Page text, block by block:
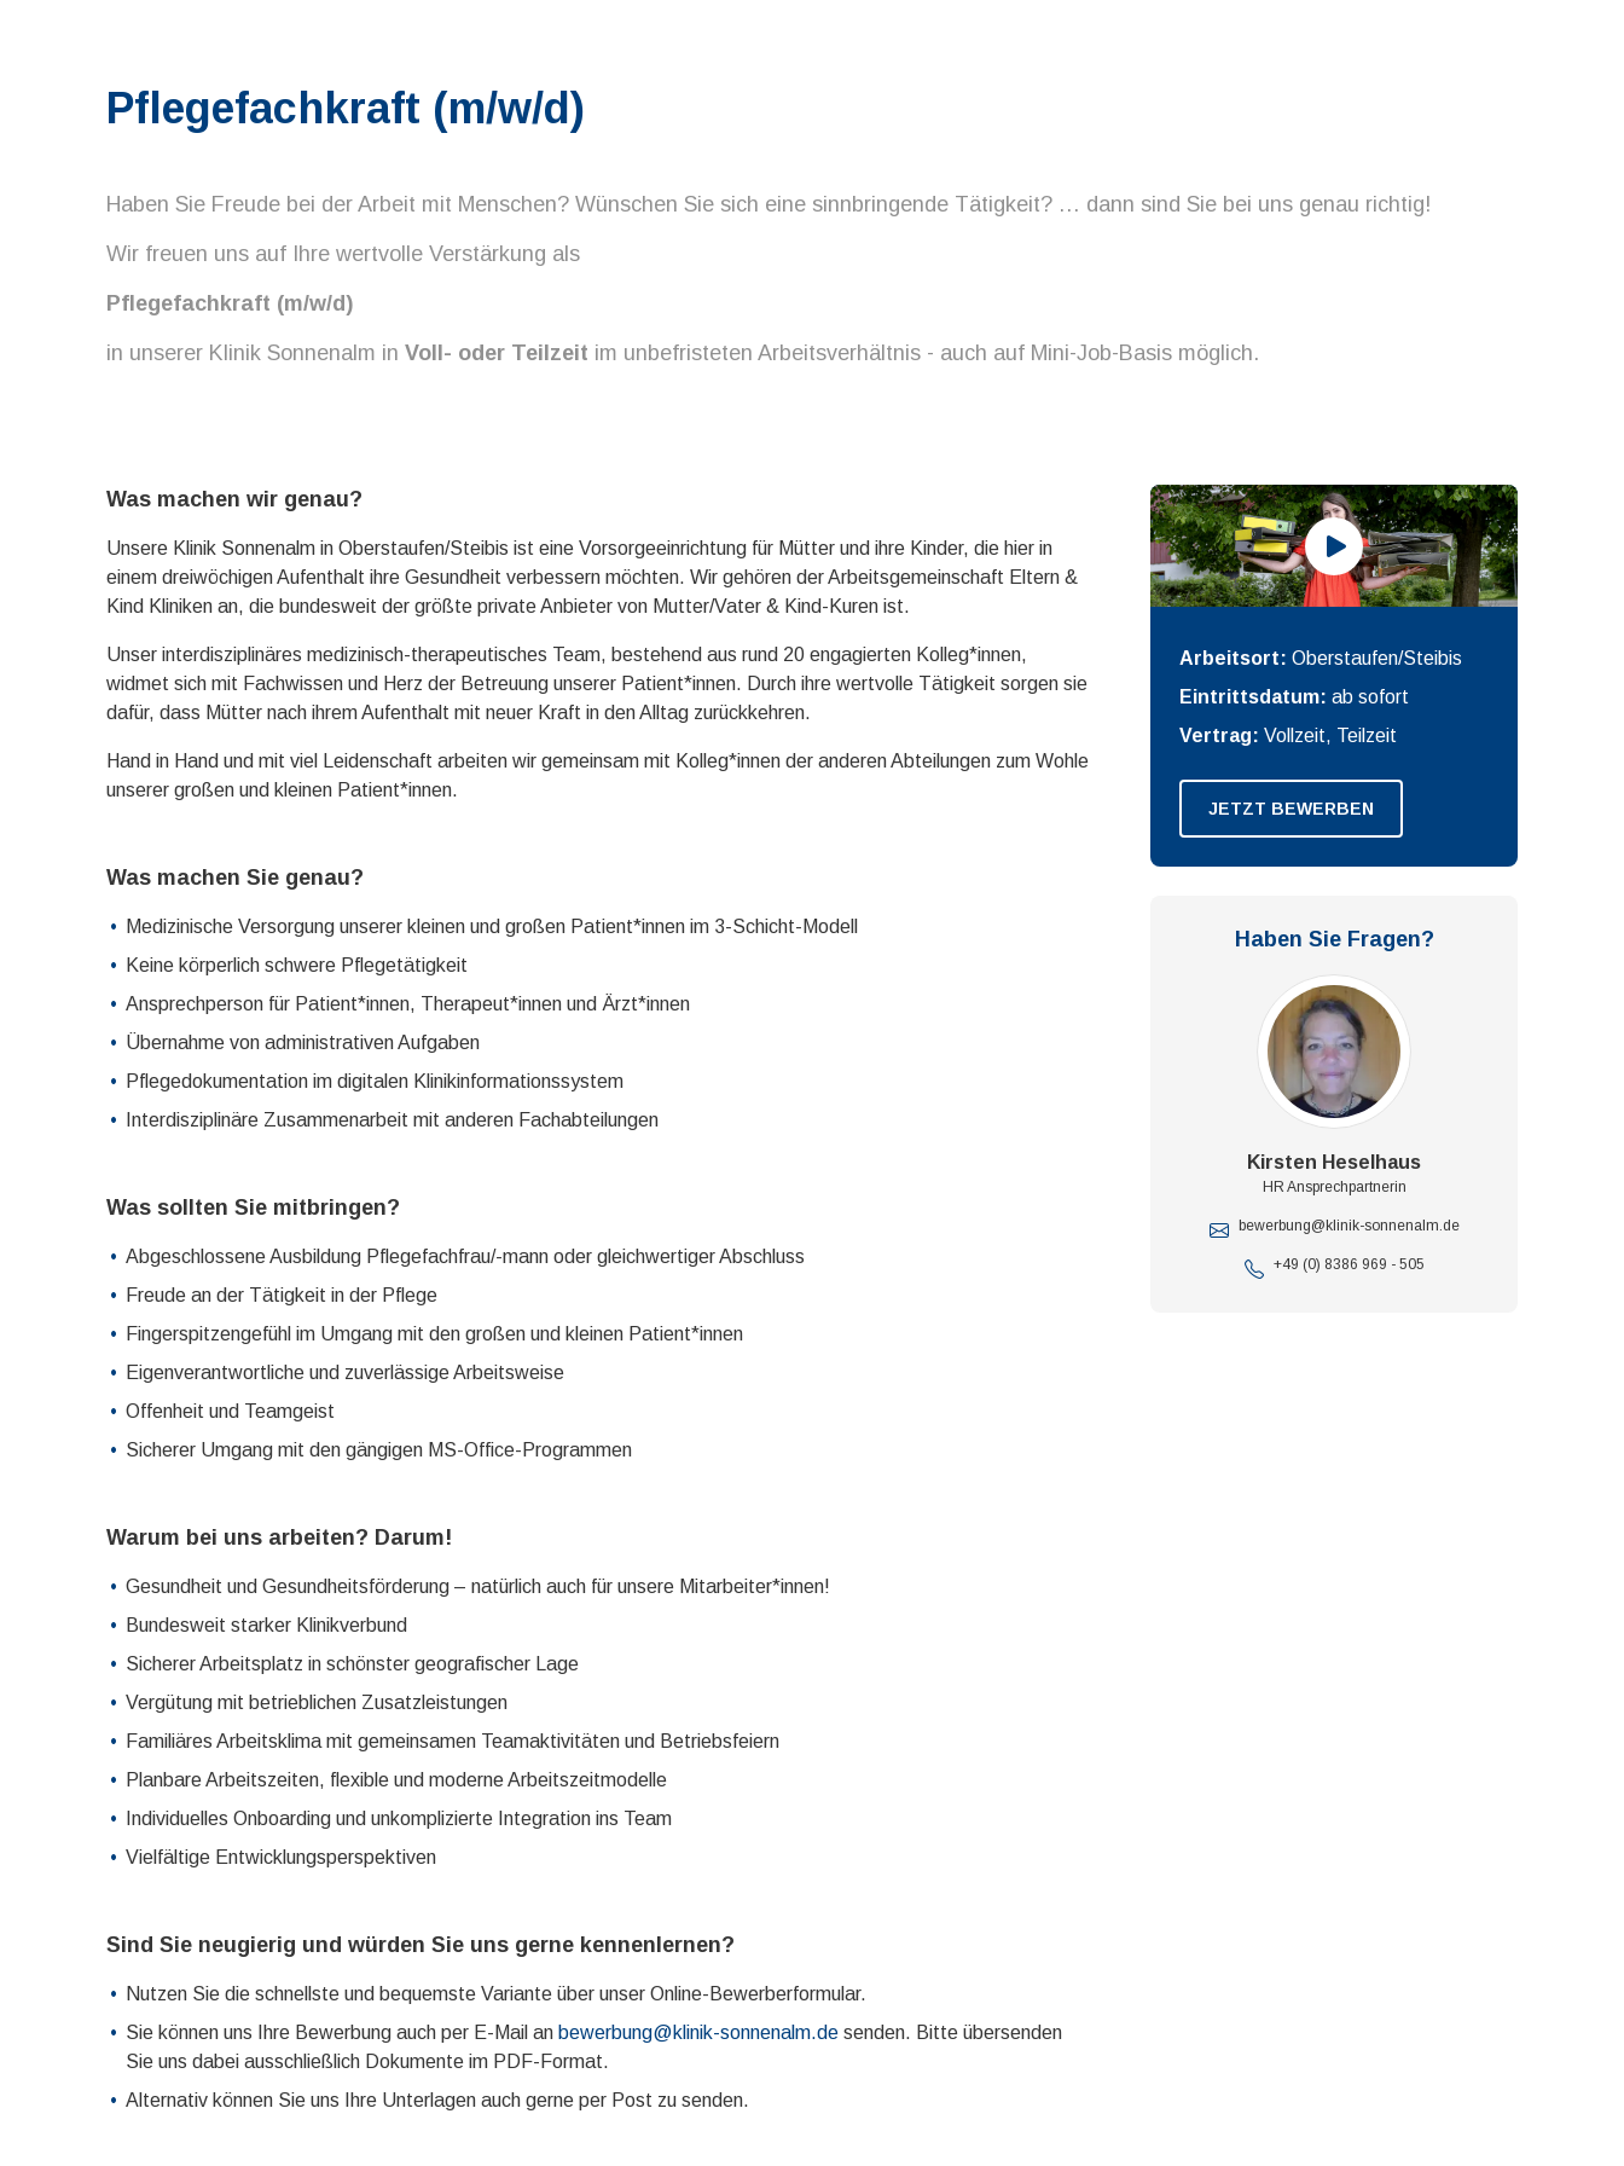
Pflegefachkraft (m/w/d)
Haben Sie Freude bei der Arbeit mit Menschen? Wünschen Sie sich eine sinnbringende Tätigkeit? … dann sind Sie bei uns genau richtig!
Wir freuen uns auf Ihre wertvolle Verstärkung als
Pflegefachkraft (m/w/d)
in unserer Klinik Sonnenalm in Voll- oder Teilzeit im unbefristeten Arbeitsverhältnis - auch auf Mini-Job-Basis möglich.
Arbeitsort: Oberstaufen/Steibis
Eintrittsdatum: ab sofort
Vertrag: Vollzeit, Teilzeit
JETZT BEWERBEN
Haben Sie Fragen?
Kirsten Heselhaus
HR Ansprechpartnerin
bewerbung@klinik-sonnenalm.de
+49 (0) 8386 969 - 505
Was machen wir genau?
Unsere Klinik Sonnenalm in Oberstaufen/Steibis ist eine Vorsorgeeinrichtung für Mütter und ihre Kinder, die hier in
einem dreiwöchigen Aufenthalt ihre Gesundheit verbessern möchten. Wir gehören der Arbeitsgemeinschaft Eltern &
Kind Kliniken an, die bundesweit der größte private Anbieter von Mutter/Vater & Kind-Kuren ist.
Unser interdisziplinäres medizinisch-therapeutisches Team, bestehend aus rund 20 engagierten Kolleg*innen,
widmet sich mit Fachwissen und Herz der Betreuung unserer Patient*innen. Durch ihre wertvolle Tätigkeit sorgen sie
dafür, dass Mütter nach ihrem Aufenthalt mit neuer Kraft in den Alltag zurückkehren.
Hand in Hand und mit viel Leidenschaft arbeiten wir gemeinsam mit Kolleg*innen der anderen Abteilungen zum Wohle
unserer großen und kleinen Patient*innen.
Was machen Sie genau?
Medizinische Versorgung unserer kleinen und großen Patient*innen im 3-Schicht-Modell
Keine körperlich schwere Pflegetätigkeit
Ansprechperson für Patient*innen, Therapeut*innen und Ärzt*innen
Übernahme von administrativen Aufgaben
Pflegedokumentation im digitalen Klinikinformationssystem
Interdisziplinäre Zusammenarbeit mit anderen Fachabteilungen
Was sollten Sie mitbringen?
Abgeschlossene Ausbildung Pflegefachfrau/-mann oder gleichwertiger Abschluss
Freude an der Tätigkeit in der Pflege
Fingerspitzengefühl im Umgang mit den großen und kleinen Patient*innen
Eigenverantwortliche und zuverlässige Arbeitsweise
Offenheit und Teamgeist
Sicherer Umgang mit den gängigen MS-Office-Programmen
Warum bei uns arbeiten? Darum!
Gesundheit und Gesundheitsförderung – natürlich auch für unsere Mitarbeiter*innen!
Bundesweit starker Klinikverbund
Sicherer Arbeitsplatz in schönster geografischer Lage
Vergütung mit betrieblichen Zusatzleistungen
Familiäres Arbeitsklima mit gemeinsamen Teamaktivitäten und Betriebsfeiern
Planbare Arbeitszeiten, flexible und moderne Arbeitszeitmodelle
Individuelles Onboarding und unkomplizierte Integration ins Team
Vielfältige Entwicklungsperspektiven
Sind Sie neugierig und würden Sie uns gerne kennenlernen?
Nutzen Sie die schnellste und bequemste Variante über unser Online-Bewerberformular.
Sie können uns Ihre Bewerbung auch per E-Mail an bewerbung@klinik-sonnenalm.de senden. Bitte übersenden
Sie uns dabei ausschließlich Dokumente im PDF-Format.
Alternativ können Sie uns Ihre Unterlagen auch gerne per Post zu senden.